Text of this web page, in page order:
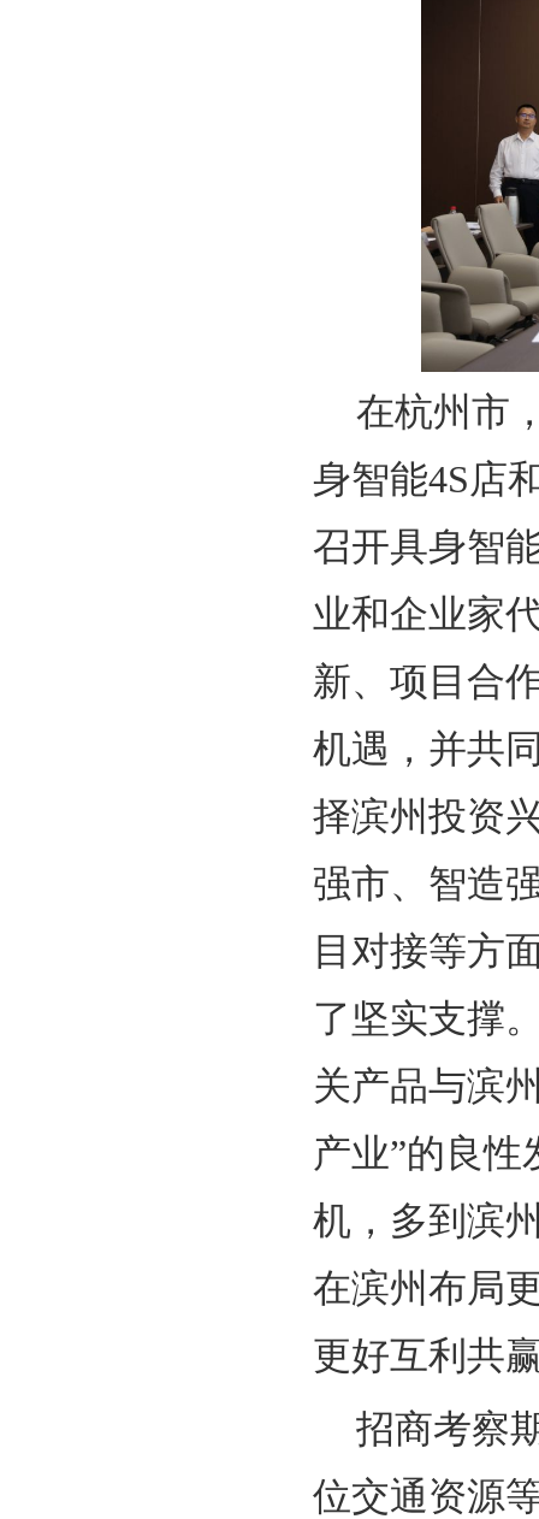
在杭州市
身智能4S店
召开具身智
业和企业家
新、项目合
机遇，并共
择滨州投资
强市、智造
目对接等方
了坚实支撑
关产品与滨
产业”的良
机，多到滨
在滨州布局
更好互利共
招商考察
位交通资源